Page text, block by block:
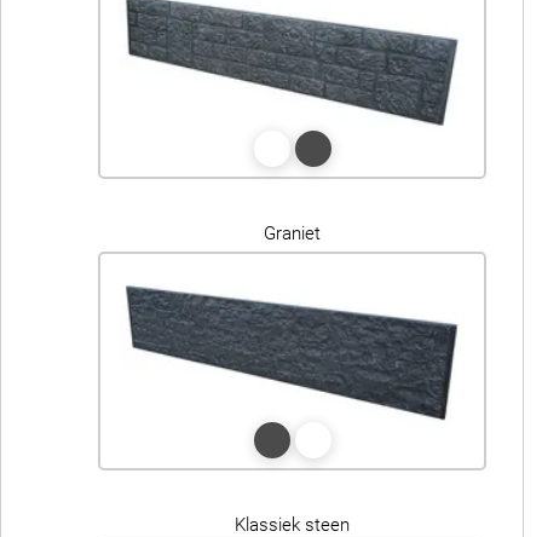
Graniet
Klassiek steen